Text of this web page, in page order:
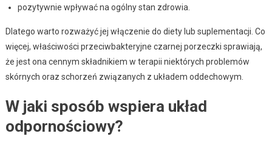
pozytywnie wpływać na ogólny stan zdrowia.
Dlatego warto rozważyć jej włączenie do diety lub suplementacji. Co
więcej, właściwości przeciwbakteryjne czarnej porzeczki sprawiają,
że jest ona cennym składnikiem w terapii niektórych problemów
skórnych oraz schorzeń związanych z układem oddechowym.
W jaki sposób wspiera układ
odpornościowy?